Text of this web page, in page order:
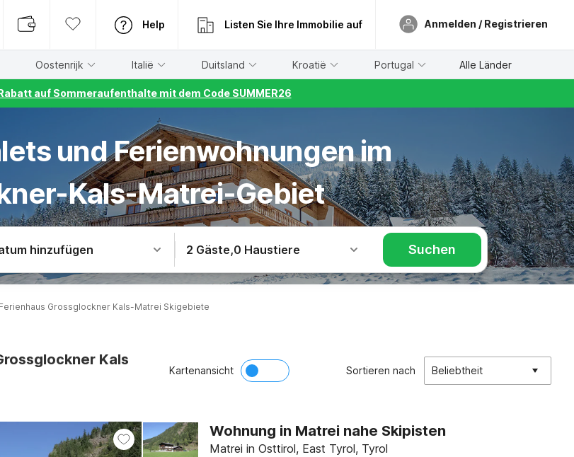
Help Listen Sie Ihre Immobilie auf Anmelden / Registrieren
Oostenrijk Italië Duitsland Kroatië Portugal Alle Länder
auf Sommeraufenthalte mit dem Code SUMMER26
und Ferienwohnungen im
Kals-Matrei-Gebiet
hinzufügen 2 Gäste,0 Haustiere Suchen
Ferienhaus Grossglockner Kals-Matrei Skigebiete
Kals
Kartenansicht Sortieren nach Beliebtheit
Wohnung in Matrei nahe Skipisten
Matrei in Osttirol, East Tyrol, Tyrol